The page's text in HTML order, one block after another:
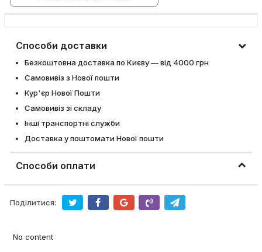
Способи доставки
Безкоштовна доставка по Києву — від 4000 грн
Самовивіз з Нової пошти
Кур'єр Нової Пошти
Самовивіз зі складу
Інші транспортні служби
Доставка у поштомати Нової пошти
Способи оплати
Поділитися:
No content